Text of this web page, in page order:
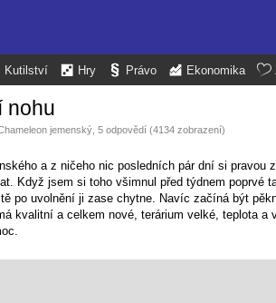
Kutilství Hry Právo Ekonomika
nohu
jemenský , 5 odpovědí (4134 zobrazení)
a z ničeho nic posledních pár dní si
Když jsem si toho všimnul před týdnem poprvé
po uvolnění ji zase chytne. Navíc začíná být
kvalitní a celkem nové, terárium velké, teplota a